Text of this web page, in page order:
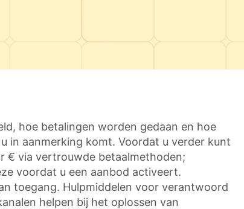
hoe betalingen worden gedaan en hoe
in aanmerking komt. Voordat u verder kunt
€ via vertrouwde betaalmethoden;
voordat u een aanbod activeert.
toegang. Hulpmiddelen voor verantwoord
helpen bij het oplossen van